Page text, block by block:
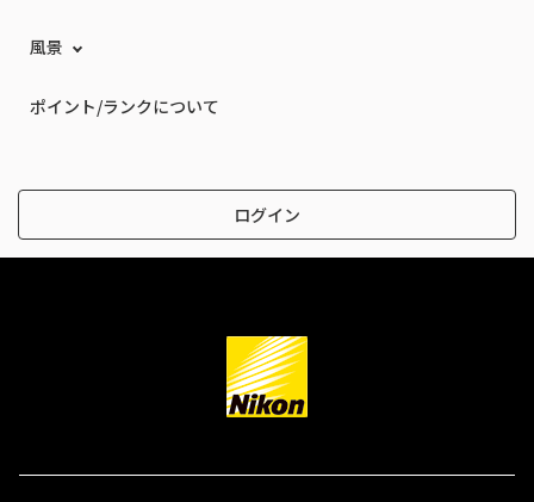
風景
ポイント/ランクについて
ログイン